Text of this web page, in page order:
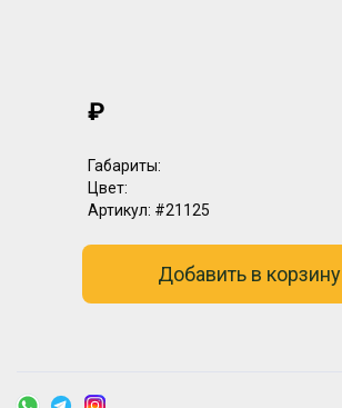
₽
Габариты:
Цвет:
Артикул: #21125
Добавить в корзину